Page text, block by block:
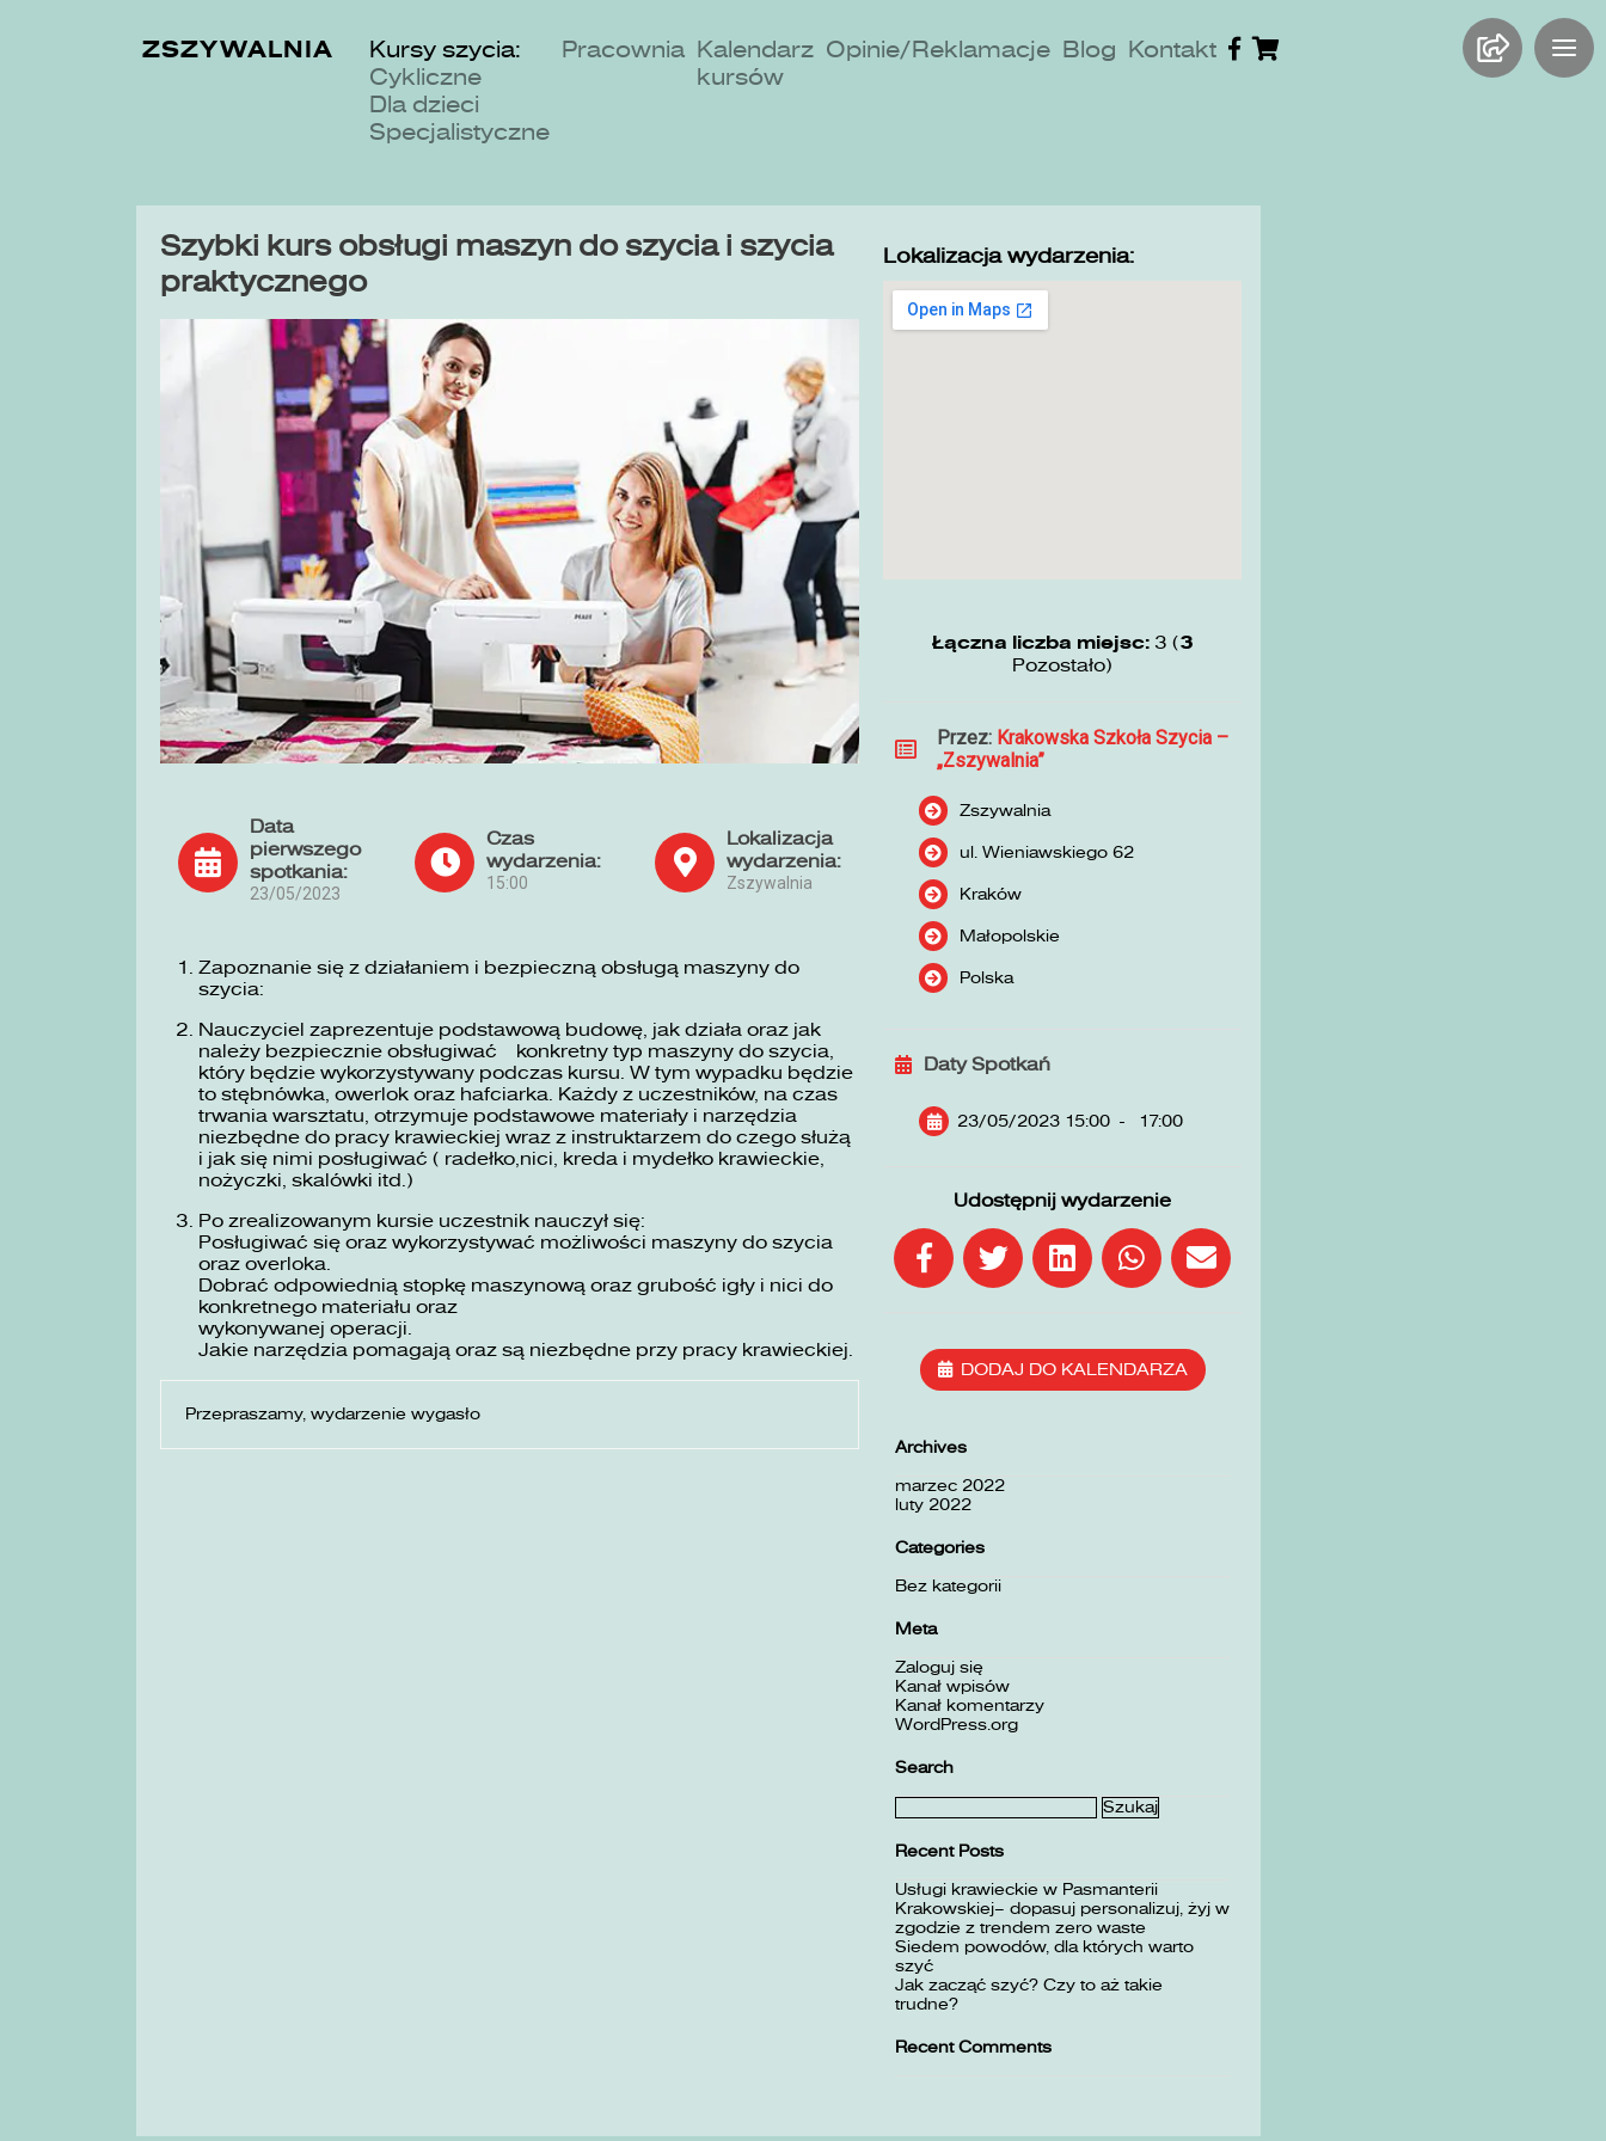
ZSZYWALNIA
Kursy szycia:
Cykliczne
Dla dzieci
Specjalistyczne
Pracownia Kalendarz
kursów
Opinie/Reklamacje Blog Kontakt
Szybki kurs obsługi maszyn do szycia i szycia
praktycznego
Data
pierwszego
spotkania:
23/05/2023
Czas
wydarzenia:
15:00
Lokalizacja
wydarzenia:
Zszywalnia
Zapoznanie się z działaniem i bezpieczną obsługą maszyny do
szycia:
Nauczyciel zaprezentuje podstawową budowę, jak działa oraz jak
należy bezpiecznie obsługiwać konkretny typ maszyny do szycia,
który będzie wykorzystywany podczas kursu. W tym wypadku będzie
to stębnówka, owerlok oraz hafciarka. Każdy z uczestników, na czas
trwania warsztatu, otrzymuje podstawowe materiały i narzędzia
niezbędne do pracy krawieckiej wraz z instruktarzem do czego służą
i jak się nimi posługiwać ( radełko,nici, kreda i mydełko krawieckie,
nożyczki, skalówki itd.)
Po zrealizowanym kursie uczestnik nauczył się:
Posługiwać się oraz wykorzystywać możliwości maszyny do szycia
oraz overloka.
Dobrać odpowiednią stopkę maszynową oraz grubość igły i nici do
konkretnego materiału oraz
wykonywanej operacji.
Jakie narzędzia pomagają oraz są niezbędne przy pracy krawieckiej.
Przepraszamy, wydarzenie wygasło
Lokalizacja wydarzenia:
Łączna liczba miejsc: 3 (3
Pozostało)
Przez: Krakowska Szkoła Szycia –
„Zszywalnia”
Zszywalnia
ul. Wieniawskiego 62
Kraków
Małopolskie
Polska
Daty Spotkań
23/05/2023 15:00 - 17:00
Udostępnij wydarzenie
DODAJ DO KALENDARZA
Archives
marzec 2022
luty 2022
Categories
Bez kategorii
Meta
Zaloguj się
Kanał wpisów
Kanał komentarzy
WordPress.org
Search
Szukaj:
Recent Posts
Usługi krawieckie w Pasmanterii
Krakowskiej– dopasuj personalizuj, żyj w
zgodzie z trendem zero waste
Siedem powodów, dla których warto
szyć
Jak zacząć szyć? Czy to aż takie
trudne?
Recent Comments